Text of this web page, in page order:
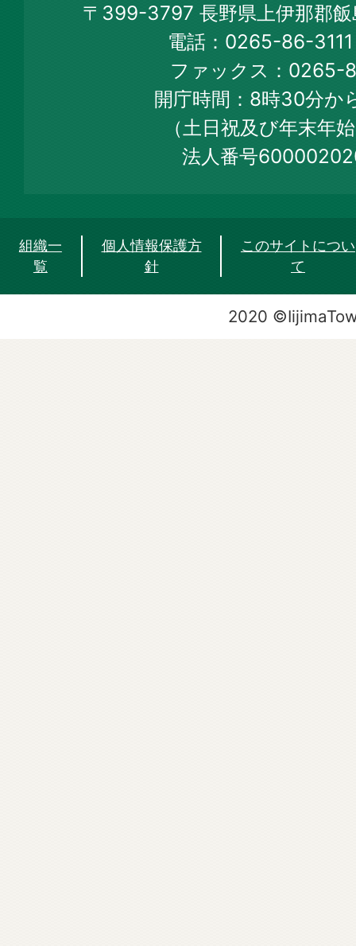
Town
Official
Web
Site
〒399-3797 長野県上伊那郡
電話：0265-86-
ファックス：0265-
開庁時間：8時30分か
（土日祝及び年末年
法人番号
組織一
覧
個人情報保護方
針
このサイトについ
て
2020